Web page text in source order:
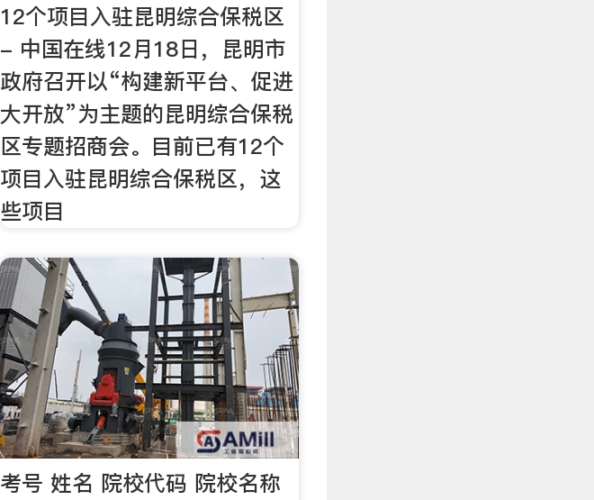
12个项目入驻昆明综合保税区
- 中国在线12月18日，昆明市
政府召开以“构建新平台、促进
大开放”为主题的昆明综合保税
区专题招商会。目前已有12个
项目入驻昆明综合保税区，这
些项目
考号 姓名 院校代码 院校名称